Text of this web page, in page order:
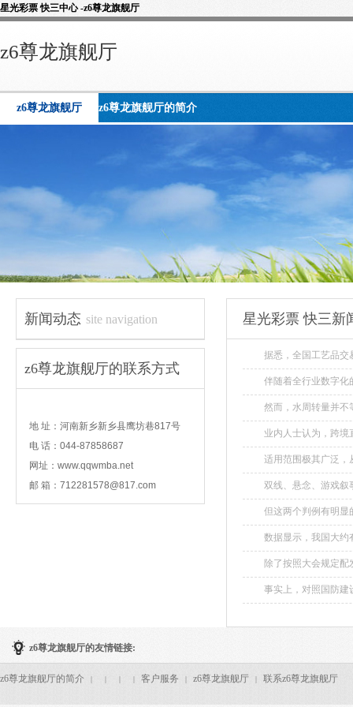
星光彩票 快三中心 -z6尊龙旗舰厅
z6尊龙旗舰厅
z6尊龙旗舰厅 z6尊龙旗舰厅的简介
新闻动态 site navigation
z6尊龙旗舰厅的联系方式
地 址：河南新乡新乡县鹰坊巷817号
电 话：044-87858687
网址：www.qqwmba.net
邮 箱： 712281578@817.com
星光彩票 快三新
据悉，全国工艺品交
伴随着全行业数字化
然而，水周转量并不
业内人士认为，跨
极意义。...
适用范围极其广泛，
双线、悬念、游戏叙
但这两个判例有明显
数据显示，我国大约
除了按照大会规定
等。...
事实上，对照国防建
z6尊龙旗舰厅的友情链接:
z6尊龙旗舰厅的简介 | | | | 客户服务 | z6尊龙旗舰厅 | 联系z6尊龙旗舰厅